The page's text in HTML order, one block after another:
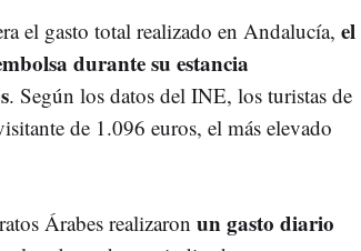
el gasto total realizado en Andalucía, el
durante su estancia
. Según los datos del INE, los turistas de
de 1.096 euros, el más elevado
Árabes realizaron un gasto diario